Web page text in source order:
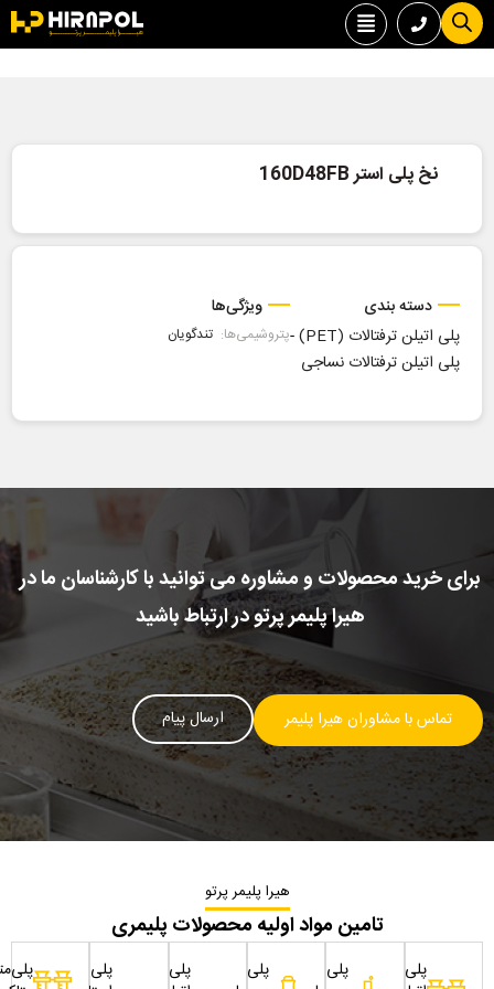
نخ پلی استر 160D48FB
دسته بندی
پلی اتیلن ترفتالات (PET)
-
پلی اتیلن ترفتالات نساجی
ویژگی‌ها
پتروشیمی‌ها: تندگویان
برای خرید محصولات و مشاوره می توانید با کارشناسان ما در
هیرا پلیمر پرتو در ارتباط باشید
تماس با مشاوران هیرا پلیمر ارسال پیام
هیرا پلیمر پرتو
تامین مواد اولیه محصولات پلیمری
پلی
پلی
پلی
پلی
پلی